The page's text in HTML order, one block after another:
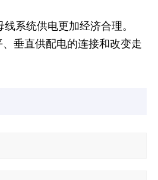
系统供电更加经济合理。
垂直供配电的连接和改变走